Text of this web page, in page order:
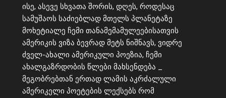
ისე, ასევე სხვათა შორის, დღეს, როდესაც
სამუშაოს საძიებლად მთელს პლანეტაზე
მოხეტიალე ჩემი თანამემამულეებისათვის
ამერიკის ვიზა ბევრად მეტს ნიშნავს, ვიდრე
ძველ-ახალი ამერიკული პოეზია, ჩემი
ახალგაზრდობის წლები მახსენდება _
მეგობრებთან ერთად ლამის აკრძალული
ამერიკელი პოეტების ლექსებს რომ